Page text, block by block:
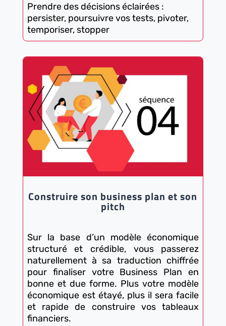
Prendre des décisions éclairées :
persister, poursuivre vos tests, pivoter,
temporiser, stopper
Construire son business plan et son
pitch
Sur la base d’un modèle économique
structuré et crédible, vous passerez
naturellement à sa traduction chiffrée
pour finaliser votre Business Plan en
bonne et due forme. Plus votre modèle
économique est étayé, plus il sera facile
et rapide de construire vos tableaux
financiers.